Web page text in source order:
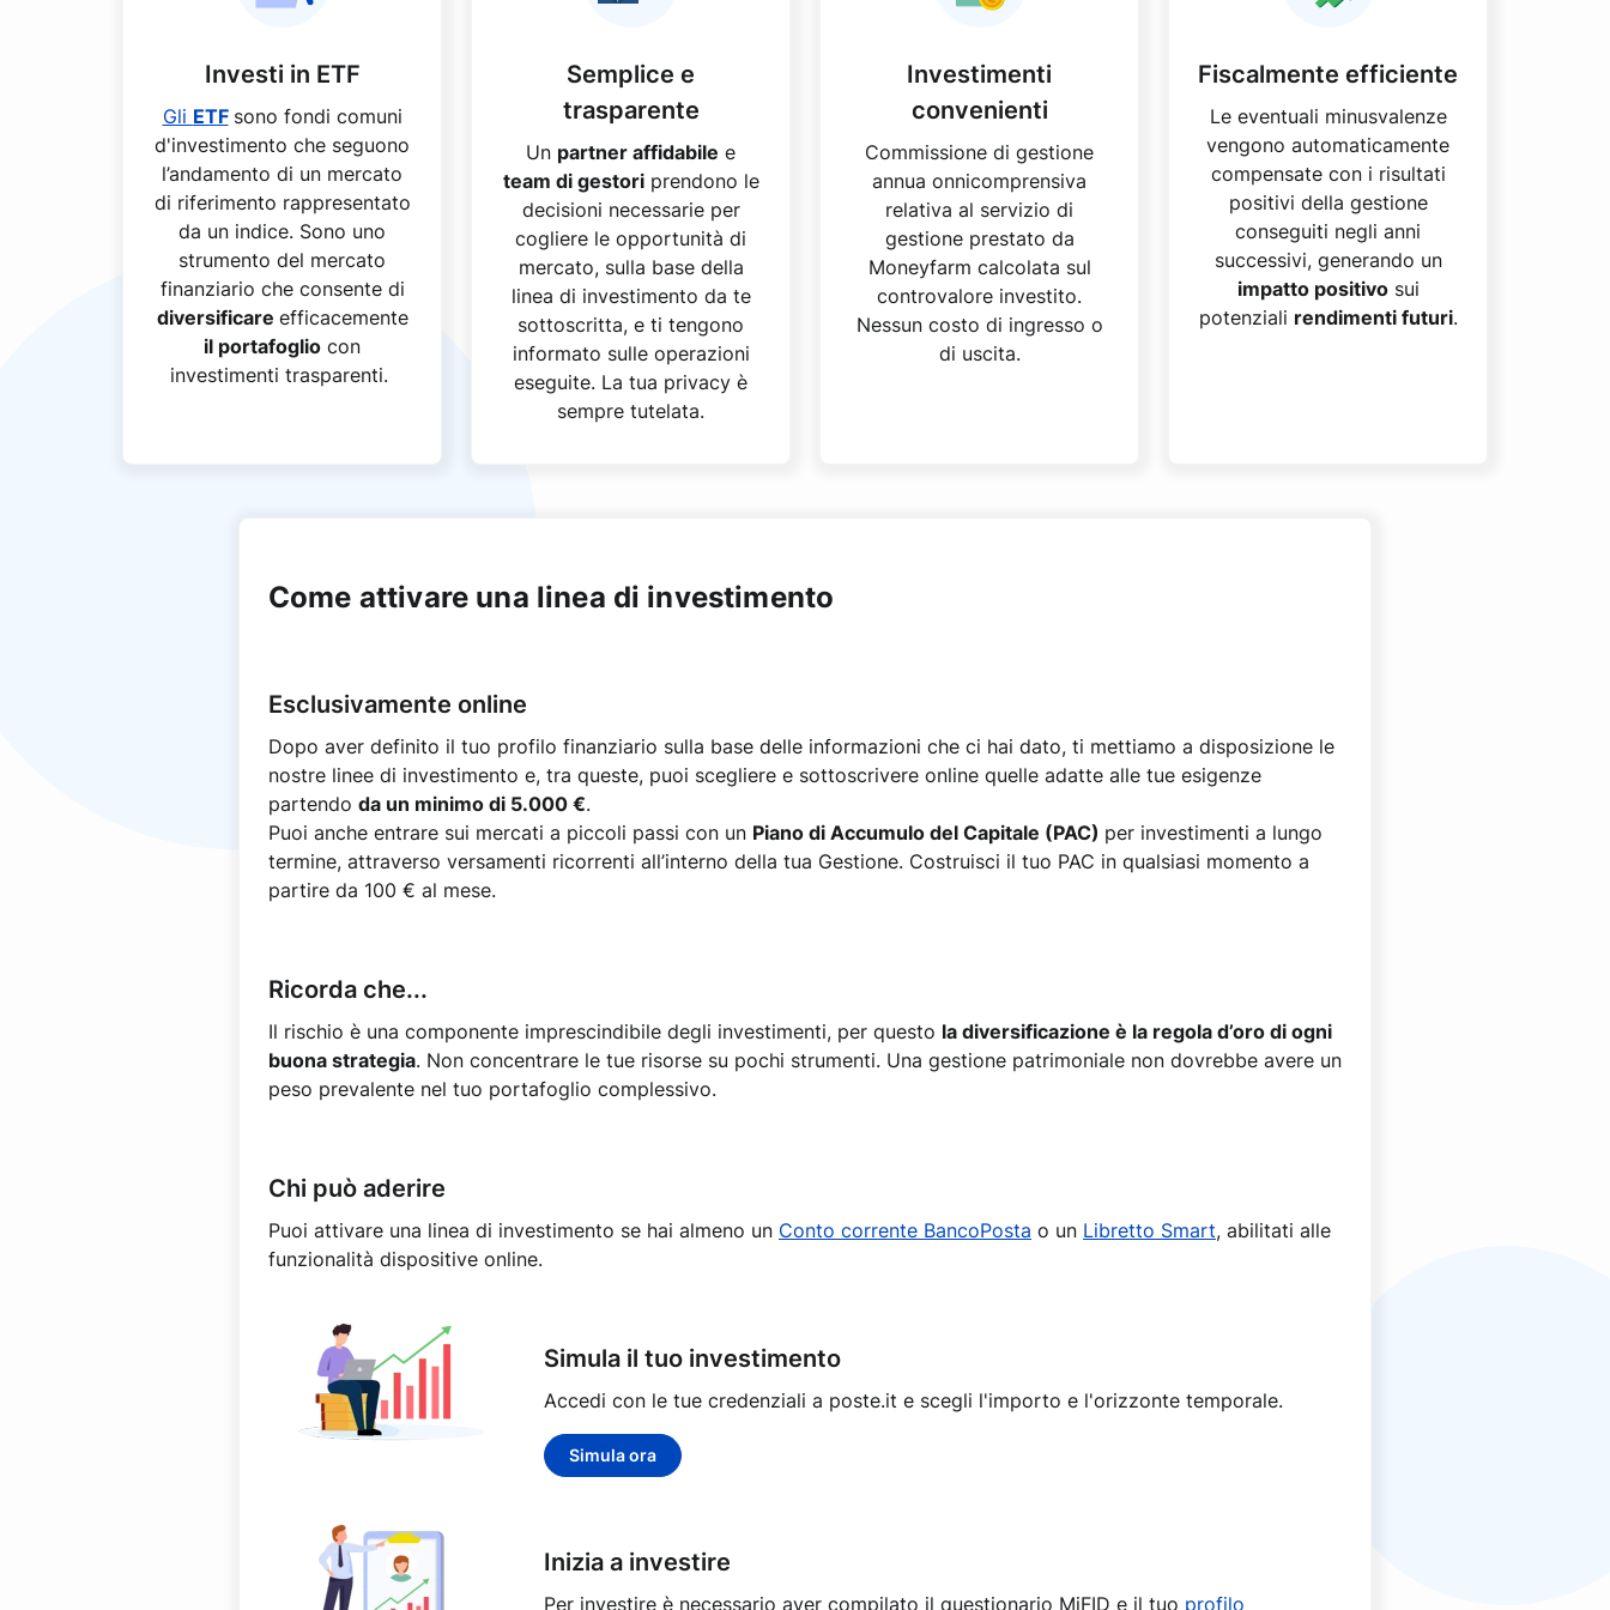
Investi in ETF
Gli ETF sono fondi comuni
d'investimento che seguono
l’andamento di un mercato
di riferimento rappresentato
da un indice. Sono uno
strumento del mercato
finanziario che consente di
diversificare efficacemente
il portafoglio con
investimenti trasparenti.
Semplice e
trasparente
Un partner affidabile e
team di gestoriprendono le
decisioni necessarie per
cogliere le opportunità di
mercato, sulla base della
linea di investimento da te
sottoscritta, e ti tengono
informato sulle operazioni
eseguite. La tua privacy è
sempre tutelata.
Investimenti
convenienti
Commissione di gestione
annua onnicomprensiva
relativa al servizio di
gestione prestato da
Moneyfarm calcolata sul
controvalore investito.
Nessun costo di ingresso o
di uscita.
Fiscalmente efficiente
Le eventuali minusvalenze
vengono automaticamente
compensate con i risultati
positivi della gestione
conseguiti negli anni
successivi, generando un
impatto positivosui
potenziali rendimenti futuri.
Come attivare una linea di investimento
Esclusivamente online
Dopo aver definito il tuo profilo finanziario sulla base delle informazioni che ci hai dato, ti mettiamo a disposizione le
nostre linee di investimento e, tra queste, puoi scegliere e sottoscrivere online quelle adatte alle tue esigenze
partendo da un minimo di 5.000 €.
Puoi anche entrare sui mercati a piccoli passi con un Piano di Accumulo del Capitale (PAC) per investimenti a lungo
termine, attraverso versamenti ricorrenti all’interno della tua Gestione. Costruisci il tuo PAC in qualsiasi momento a
partire da 100 € al mese.
Ricorda che...
Il rischio è una componente imprescindibile degli investimenti, per questo la diversificazione è la regola d’oro di ogni
buona strategia. Non concentrare le tue risorse su pochi strumenti. Una gestione patrimoniale non dovrebbe avere un
peso prevalente nel tuo portafoglio complessivo.
Chi può aderire
Puoi attivare una linea di investimento se hai almeno un Conto corrente BancoPosta o un Libretto Smart, abilitati alle
funzionalità dispositive online.
Simula il tuo investimento
Accedi con le tue credenziali a poste.it e scegli l'importo e l'orizzonte temporale.
Simula ora
Inizia a investire
Per investire è necessario aver compilato il questionario MiFID e il tuo profilo